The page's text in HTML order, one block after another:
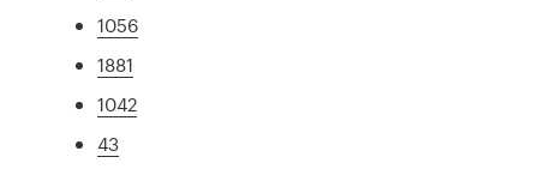
1056
1881
1042
43